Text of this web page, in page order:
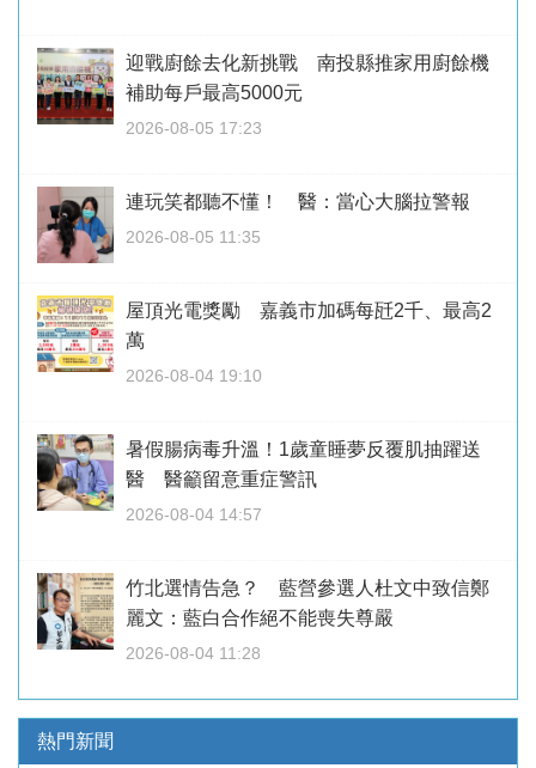
迎戰廚餘去化新挑戰 南投縣推家用廚餘機
補助每戶最高5000元
2026-08-05 17:23
連玩笑都聽不懂！ 醫：當心大腦拉警報
2026-08-05 11:35
屋頂光電獎勵 嘉義市加碼每瓩2千、最高2
萬
2026-08-04 19:10
暑假腸病毒升溫！1歲童睡夢反覆肌抽躍送
醫 醫籲留意重症警訊
2026-08-04 14:57
竹北選情告急？ 藍營參選人杜文中致信鄭
麗文：藍白合作絕不能喪失尊嚴
2026-08-04 11:28
熱門新聞